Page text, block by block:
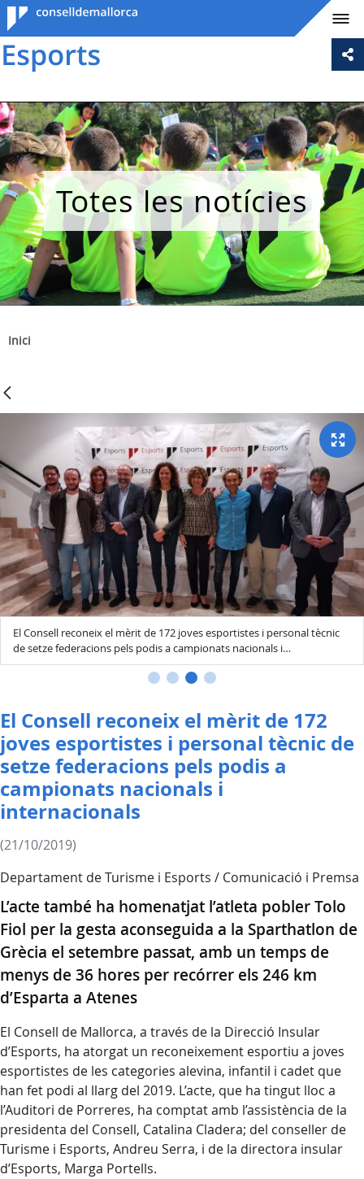
Consell de
Mallorca
Totes les notícies
Inici
El Consell reconeix el mèrit de 172 joves esportistes i personal tècnic
de setze federacions pels podis a campionats nacionals i
internacionals.
El Consell reconeix el mèrit de 172
joves esportistes i personal tècnic de
setze federacions pels podis a
campionats nacionals i
internacionals
(21/10/2019)
Departament de Turisme i Esports / Comunicació i Premsa
L’acte també ha homenatjat l’atleta pobler Tolo
Fiol per la gesta aconseguida a la Sparthatlon de
Grècia el setembre passat, amb un temps de
menys de 36 hores per recórrer els 246 km
d’Esparta a Atenes
El Consell de Mallorca, a través de la Direcció Insular
d’Esports, ha atorgat un reconeixement esportiu a joves
esportistes de les categories alevina, infantil i cadet que
han fet podi al llarg del 2019. L’acte, que ha tingut lloc a
l’Auditori de Porreres, ha comptat amb l’assistència de la
presidenta del Consell, Catalina Cladera; del conseller de
Turisme i Esports, Andreu Serra, i de la directora insular
d’Esports, Marga Portells.